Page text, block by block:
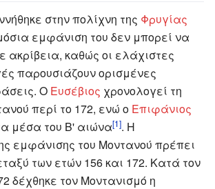
στην πολίχνη της Φρυγίας
εμφάνιση του δεν μπορεί να
ακρίβεια, καθώς οι ελάχιστες
παρουσιάζουν ορισμένες
Ο Ευσέβιος χρονολογεί τη
περί το 172, ενώ ο Επιφάνιος
μέσα του Β' αιώνα[1]. Η
εμφάνισης του Μοντανού πρέπει
των ετών 156 και 172. Κατά τον
δέχθηκε τον Μοντανισμό η